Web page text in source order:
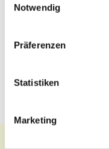
Notwendig
Präferenzen
Statistiken
Marketing